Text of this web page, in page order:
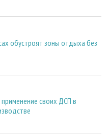
обустроят зоны отдыха без
применение своих ДСП в